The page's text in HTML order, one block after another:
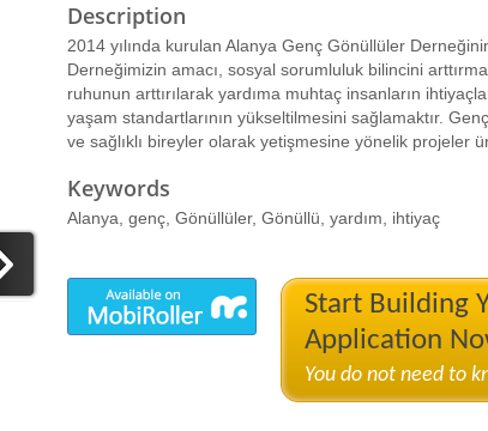
Description
2014 yılında kurulan Alanya Genç Gönüllüler
Derneğimizin amacı, sosyal sorumluluk bilincini
ruhunun arttırılarak yardıma muhtaç insanların
yaşam standartlarının yükseltilmesini sağlamaktır.
ve sağlıklı bireyler olarak yetişmesine yönelik projeler
Keywords
Alanya, genç, Gönüllüler, Gönüllü, yardım, ihtiyaç
Start Building
Application
You do not need to